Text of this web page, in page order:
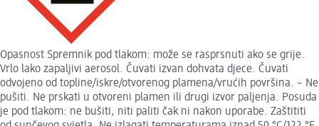
Opasnost Spremnik pod tlakom: može se rasprsnuti ako se grije.
Vrlo lako zapaljivi aerosol. Čuvati izvan dohvata djece. Čuvati
odvojeno od topline/iskre/otvorenog plamena/vrućih površina. – Ne
pušiti. Ne prskati u otvoreni plamen ili drugi izvor paljenja. Posuda
je pod tlakom: ne bušiti, niti paliti čak ni nakon uporabe. Zaštititi